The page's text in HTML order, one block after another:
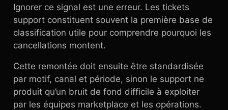
Ignorer ce signal est une erreur. Les tickets
support constituent souvent la première base de
classification utile pour comprendre pourquoi les
cancellations montent.
Cette remontée doit ensuite être standardisée
par motif, canal et période, sinon le support ne
produit qu’un bruit de fond difficile à exploiter
par les équipes marketplace et les opérations.